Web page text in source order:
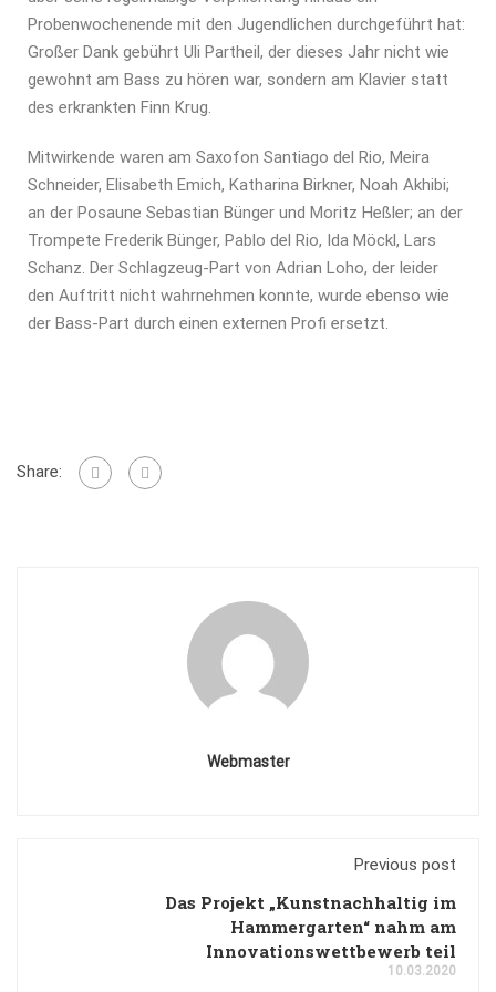
Probenwochenende mit den Jugendlichen durchgeführt hat:
Großer Dank gebührt Uli Partheil, der dieses Jahr nicht wie
gewohnt am Bass zu hören war, sondern am Klavier statt
des erkrankten Finn Krug.
Mitwirkende waren am Saxofon Santiago del Rio, Meira
Schneider, Elisabeth Emich, Katharina Birkner, Noah Akhibi;
an der Posaune Sebastian Bünger und Moritz Heßler; an der
Trompete Frederik Bünger, Pablo del Rio, Ida Möckl, Lars
Schanz. Der Schlagzeug-Part von Adrian Loho, der leider
den Auftritt nicht wahrnehmen konnte, wurde ebenso wie
der Bass-Part durch einen externen Profi ersetzt.
Share:
Webmaster
Previous post
Das Projekt „Kunstnachhaltig im
Hammergarten“ nahm am
Innovationswettbewerb teil
10.03.2020